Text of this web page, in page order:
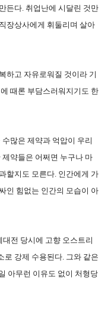
든다. 취업난에 시달린 것만
장상사에게 휘둘리며 살아
하고 자유로워질 것이라 기
때론 부담스러워지기도 한
많은 제약과 억압이 우리
약들은 어쩌면 누구나 마
할지도 모른다. 인간에게 가
인 힘없는 인간의 모습이 아
전 당시에 고향 오스트리
로 강제 수용된다. 그와 같은
아무런 이유도 없이 처형당